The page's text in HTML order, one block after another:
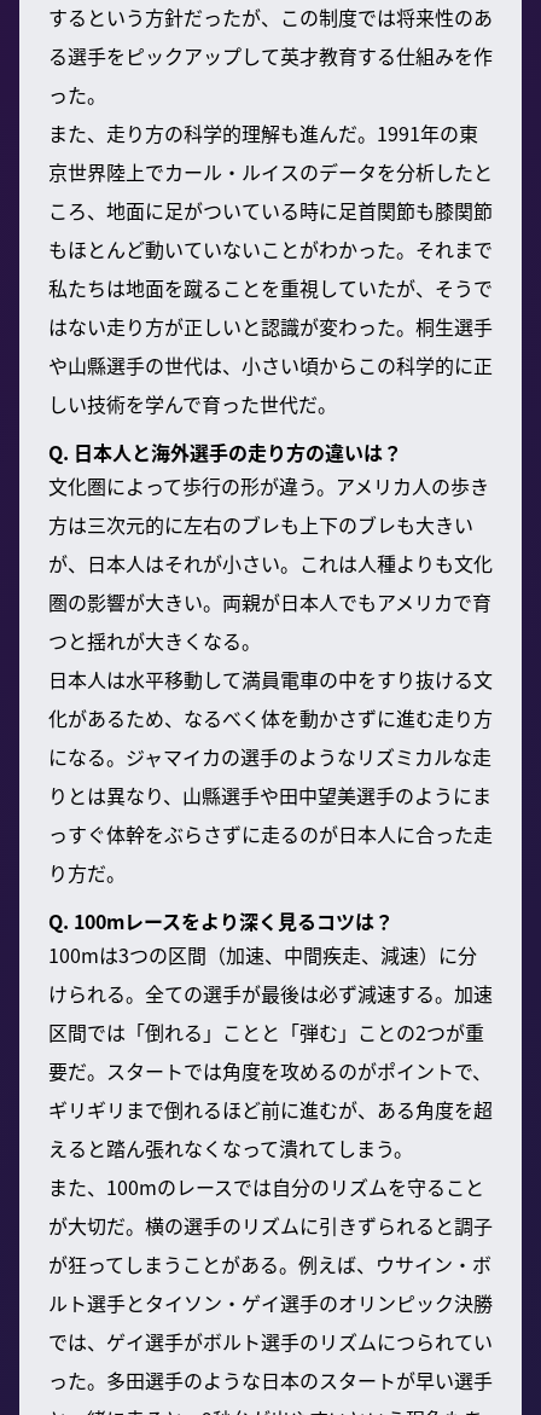
するという方針だったが、この制度では将来性のあ
る選手をピックアップして英才教育する仕組みを作
った。
また、走り方の科学的理解も進んだ。1991年の東
京世界陸上でカール・ルイスのデータを分析したと
ころ、地面に足がついている時に足首関節も膝関節
もほとんど動いていないことがわかった。それまで
私たちは地面を蹴ることを重視していたが、そうで
はない走り方が正しいと認識が変わった。桐生選手
や山縣選手の世代は、小さい頃からこの科学的に正
しい技術を学んで育った世代だ。
Q. 日本人と海外選手の走り方の違いは？
文化圏によって歩行の形が違う。アメリカ人の歩き
方は三次元的に左右のブレも上下のブレも大きい
が、日本人はそれが小さい。これは人種よりも文化
圏の影響が大きい。両親が日本人でもアメリカで育
つと揺れが大きくなる。
日本人は水平移動して満員電車の中をすり抜ける文
化があるため、なるべく体を動かさずに進む走り方
になる。ジャマイカの選手のようなリズミカルな走
りとは異なり、山縣選手や田中望美選手のようにま
っすぐ体幹をぶらさずに走るのが日本人に合った走
り方だ。
Q. 100mレースをより深く見るコツは？
100mは3つの区間（加速、中間疾走、減速）に分
けられる。全ての選手が最後は必ず減速する。加速
区間では「倒れる」ことと「弾む」ことの2つが重
要だ。スタートでは角度を攻めるのがポイントで、
ギリギリまで倒れるほど前に進むが、ある角度を超
えると踏ん張れなくなって潰れてしまう。
また、100mのレースでは自分のリズムを守ること
が大切だ。横の選手のリズムに引きずられると調子
が狂ってしまうことがある。例えば、ウサイン・ボ
ルト選手とタイソン・ゲイ選手のオリンピック決勝
では、ゲイ選手がボルト選手のリズムにつられてい
った。多田選手のような日本のスタートが早い選手